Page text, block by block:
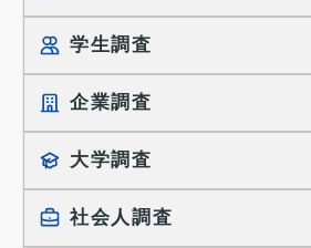
学生調査
就職プロセス調査
就職活動TOPICS
大学生の実態調査
働きたい組織の特徴
企業調査
採用に関する調査
採用活動に関するレポート
大学調査
社会人調査